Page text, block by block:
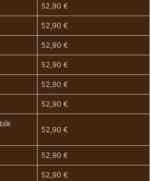
52,90 €
52,90 €
52,90 €
52,90 €
52,90 €
52,90 €
52,90 €
52,90 €
52,90 €